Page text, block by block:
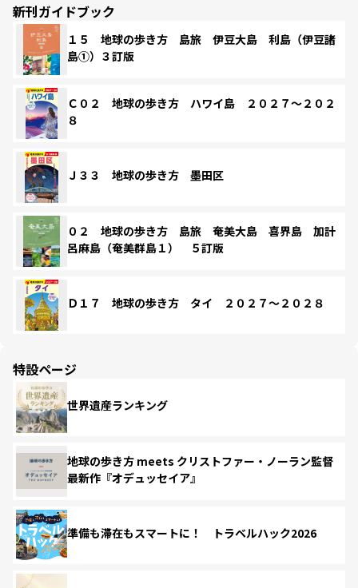
新刊ガイドブック
１５ 地球の歩き方 島旅 伊豆大島 利島（伊豆諸
島①）３訂版
Ｃ０２ 地球の歩き方 ハワイ島 ２０２７～２０２
８
Ｊ３３ 地球の歩き方 墨田区
０２ 地球の歩き方 島旅 奄美大島 喜界島 加計
呂麻島（奄美群島１） ５訂版
Ｄ１７ 地球の歩き方 タイ ２０２７～２０２８
特設ページ
世界遺産ランキング
地球の歩き方 meets クリストファー・ノーラン監督
最新作『オデュッセイア』
準備も滞在もスマートに！ トラベルハック2026